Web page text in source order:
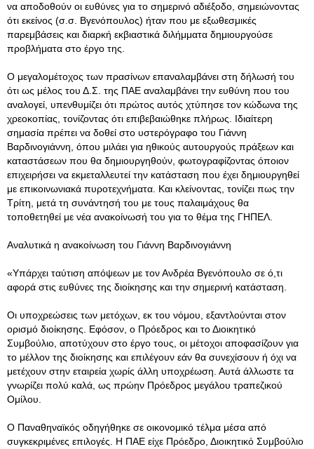
να αποδοθούν οι ευθύνες για το σημερινό αδιέξοδο, σημειώνοντας
ότι εκείνος (σ.σ. Βγενόπουλος) ήταν που με εξωθεσμικές
παρεμβάσεις και διαρκή εκβιαστικά διλήμματα δημιουργούσε
προβλήματα στο έργο της.
Ο μεγαλομέτοχος των πρασίνων επαναλαμβάνει στη δήλωσή του
ότι ως μέλος του Δ.Σ. της ΠΑΕ αναλαμβάνει την ευθύνη που του
αναλογεί, υπενθυμίζει ότι πρώτος αυτός χτύπησε τον κώδωνα της
χρεοκοπίας, τονίζοντας ότι επιβεβαιώθηκε πλήρως. Ιδιαίτερη
σημασία πρέπει να δοθεί στο υστερόγραφο του Γιάννη
Βαρδινογιάννη, όπου μιλάει για ηθικούς αυτουργούς πράξεων και
καταστάσεων που θα δημιουργηθούν, φωτογραφίζοντας όποιον
επιχειρήσει να εκμεταλλευτεί την κατάσταση που έχει δημιουργηθεί
με επικοινωνιακά πυροτεχνήματα. Και κλείνοντας, τονίζει πως την
Τρίτη, μετά τη συνάντησή του με τους παλαιμάχους θα
τοποθετηθεί με νέα ανακοίνωσή του για το θέμα της ΓΗΠΕΛ.
Αναλυτικά η ανακοίνωση του Γιάννη Βαρδινογιάννη
«Υπάρχει ταύτιση απόψεων με τον Ανδρέα Βγενόπουλο σε ό,τι
αφορά στις ευθύνες της διοίκησης και την σημερινή κατάσταση.
Οι υποχρεώσεις των μετόχων, εκ του νόμου, εξαντλούνται στον
ορισμό διοίκησης. Εφόσον, ο Πρόεδρος και το Διοικητικό
Συμβούλιο, αποτύχουν στο έργο τους, οι μέτοχοι αποφασίζουν για
το μέλλον της διοίκησης και επιλέγουν εάν θα συνεχίσουν ή όχι να
μετέχουν στην εταιρεία χωρίς άλλη υποχρέωση. Αυτά άλλωστε τα
γνωρίζει πολύ καλά, ως πρώην Πρόεδρος μεγάλου τραπεζικού
Ομίλου.
Ο Παναθηναϊκός οδηγήθηκε σε οικονομικό τέλμα μέσα από
συγκεκριμένες επιλογές. Η ΠΑΕ είχε Πρόεδρο, Διοικητικό Συμβούλιο